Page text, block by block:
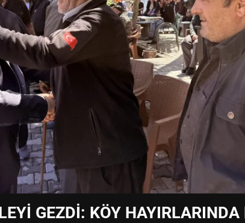
GEZDİ: KÖY HAYIRLARINDA